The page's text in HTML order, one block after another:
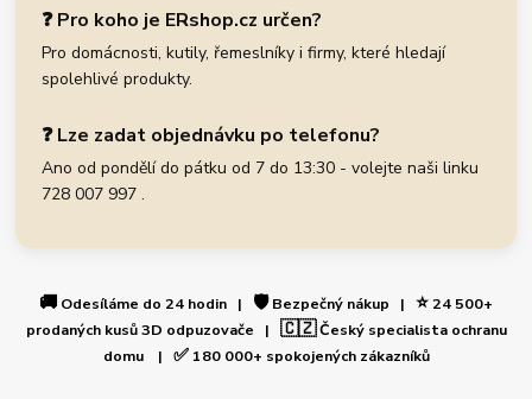
❓ Pro koho je ERshop.cz určen?
Pro domácnosti, kutily, řemeslníky i firmy, které hledají
spolehlivé produkty.
❓ Lze zadat objednávku po telefonu?
Ano od pondělí do pátku od 7 do 13:30 - volejte naši linku
728 007 997 .
🚚 Odesíláme do 24 hodin | 🛡️Bezpečný nákup | ⭐24 500+
prodaných kusů 3D odpuzovače | 🇨🇿Český specialista ochranu
domu | ✅180 000+ spokojených zákazníků